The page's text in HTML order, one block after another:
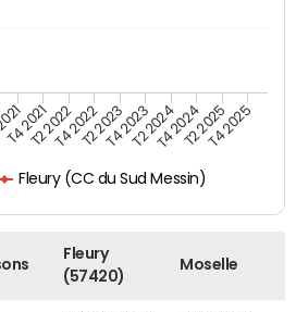
Fleury (CC du Sud Messin)
T4 2021T2 2022T4 2022T2 2023T4 2023T2 2024T4 2024T2 2025T4 2025
Fleury
(57420)
Moselle